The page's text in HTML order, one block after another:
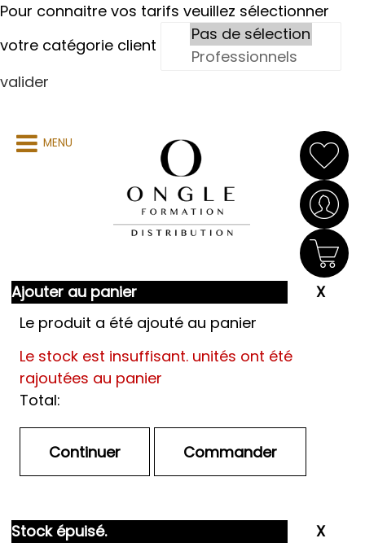
Pour connaitre vos tarifs veuillez sélectionner
votre catégorie client
valider
MENU
Ajouter au panier
Le produit a été ajouté au panier
Le stock est insuffisant. unités ont été
rajoutées au panier
Total:
Stock épuisé.